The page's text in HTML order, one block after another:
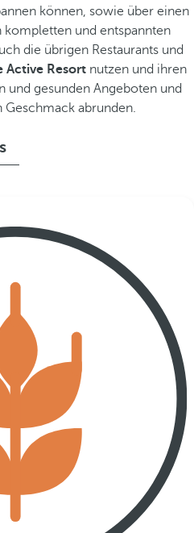
können, sowie über einen
und entspannten
die übrigen Restaurants und
Active Resort nutzen und ihren
gesunden Angeboten und
Geschmack abrunden.